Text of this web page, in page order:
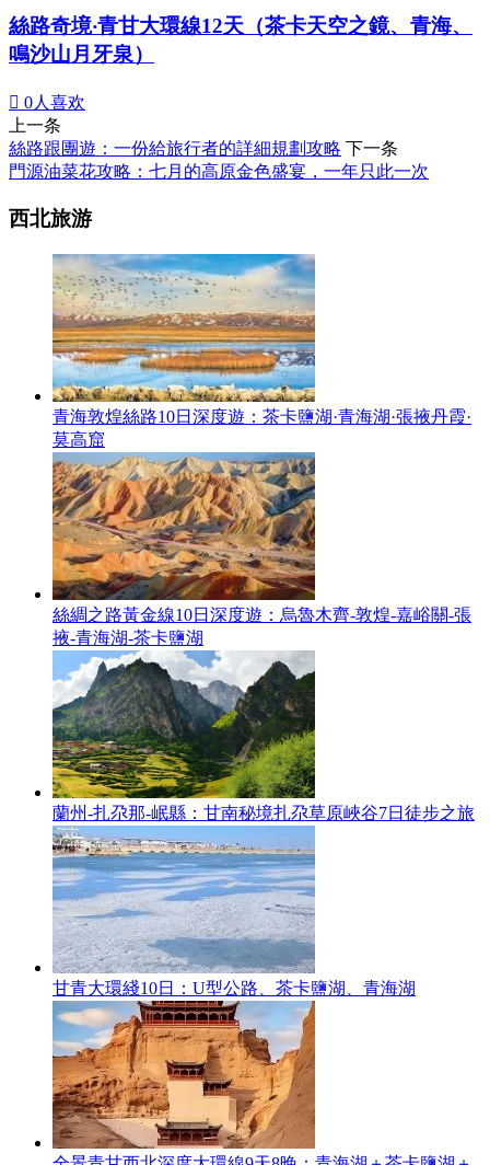
絲路奇境‧青甘大環線12天（茶卡天空之鏡、青海、
鳴沙山月牙泉）
 0人喜欢
上一条
絲路跟團遊：一份給旅行者的詳細規劃攻略 下一条
門源油菜花攻略：七月的高原金色盛宴，一年只此一次
西北旅游
青海敦煌絲路10日深度遊：茶卡鹽湖·青海湖·張掖丹霞·
莫高窟
絲綢之路黃金線10日深度遊：烏魯木齊-敦煌-嘉峪關-張
掖-青海湖-茶卡鹽湖
蘭州-扎尕那-岷縣：甘南秘境扎尕草原峽谷7日徒步之旅
甘青大環綫10日：U型公路、茶卡鹽湖、青海湖